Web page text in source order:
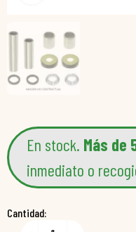
En stock. Más de
inmediato o
Cantidad: